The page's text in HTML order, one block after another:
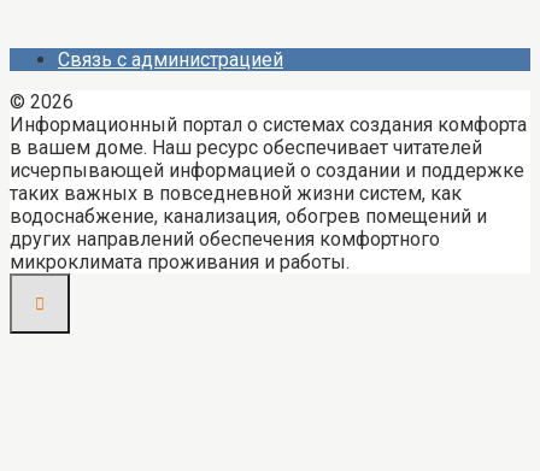
Связь с администрацией
© 2026
Информационный портал о системах создания комфорта
в вашем доме. Наш ресурс обеспечивает читателей
исчерпывающей информацией о создании и поддержке
таких важных в повседневной жизни систем, как
водоснабжение, канализация, обогрев помещений и
других направлений обеспечения комфортного
микроклимата проживания и работы.